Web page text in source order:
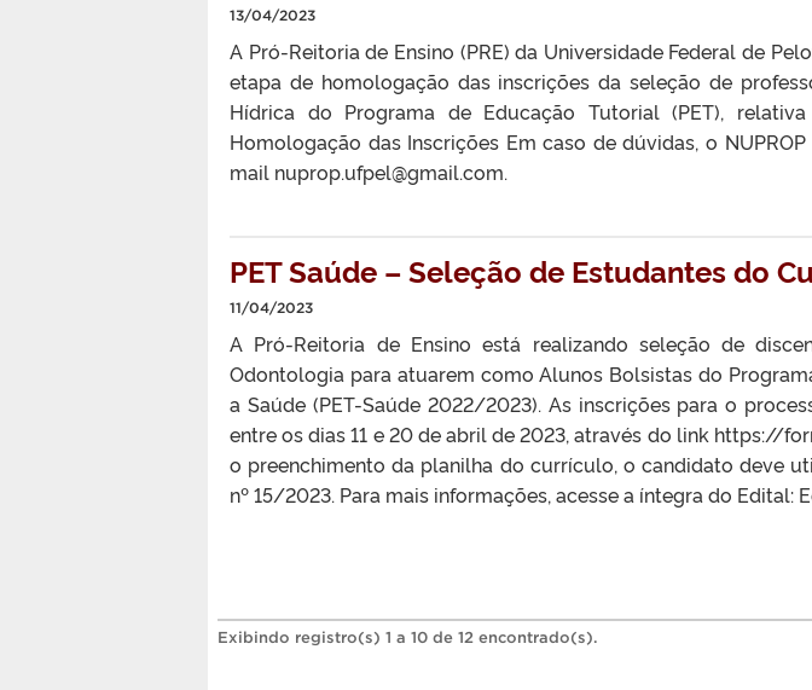
13/04/2023
A Pró-Reitoria de Ensino (PRE) da Universidade Federal de
etapa de homologação das inscrições da seleção de
Hídrica do Programa de Educação Tutorial (PET),
Homologação das Inscrições Em caso de dúvidas, o
mail nuprop.ufpel@gmail.com.
PET Saúde – Seleção de Estudantes do
11/04/2023
A Pró-Reitoria de Ensino está realizando seleção de
Odontologia para atuarem como Alunos Bolsistas do
a Saúde (PET-Saúde 2022/2023). As inscrições para o
entre os dias 11 e 20 de abril de 2023, através do link https://
o preenchimento da planilha do currículo, o candidato deve
nº 15/2023. Para mais informações, acesse a íntegra do Edital:
Exibindo registro(s) 1 a 10 de 12 encontrado(s).